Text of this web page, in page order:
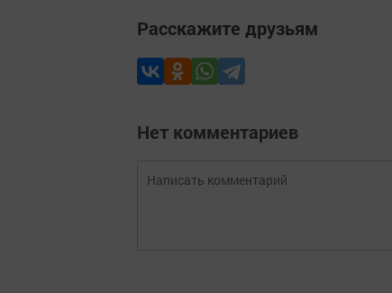
Расскажите друзьям
Нет комментариев